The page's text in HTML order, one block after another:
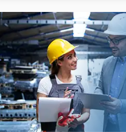
Felder Bf6-41
Felder F 700